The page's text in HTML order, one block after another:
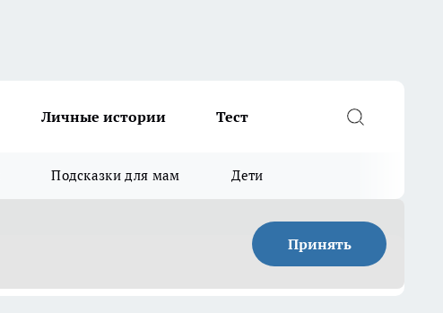
Личные истории Тест
Подсказки для мам Дети
Принять